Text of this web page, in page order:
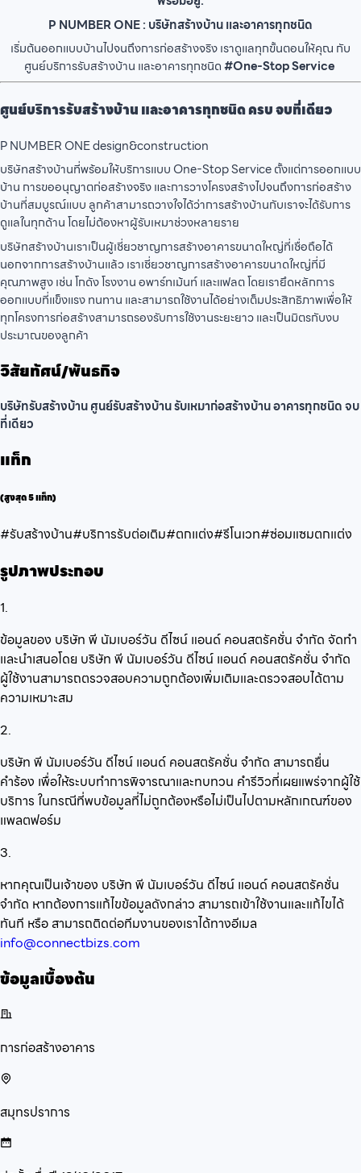
P NUMBER ONE : บริษัทสร้างบ้าน และอาคารทุกชนิด
เริ่มต้นออกแบบบ้านไปจนถึงการก่อสร้างจริง เราดูแลทุกขั้นตอนให้คุณ กับ
ศูนย์บริการรับสร้างบ้าน และอาคารทุกชนิด#One-Stop Service
ศูนย์บริการรับสร้างบ้าน และอาคารทุกชนิด ครบ จบที่เดียว
P NUMBER ONE design&construction
บริษัทสร้างบ้านที่พร้อมให้บริการแบบ One-Stop Service ตั้งแต่การออกแบบ
บ้าน การขออนุญาตก่อสร้างจริง และการวางโครงสร้างไปจนถึงการก่อสร้าง
บ้านที่สมบูรณ์แบบ ลูกค้าสามารถวางใจได้ว่าการสร้างบ้านกับเราจะได้รับการ
ดูแลในทุกด้าน โดยไม่ต้องหาผู้รับเหมาช่วงหลายราย
บริษัทสร้างบ้านเราเป็นผู้เชี่ยวชาญการสร้างอาคารขนาดใหญ่ที่เชื่อถือได้
นอกจากการสร้างบ้านแล้ว เราเชี่ยวชาญการสร้างอาคารขนาดใหญ่ที่มี
คุณภาพสูง เช่น โกดัง โรงงาน อพาร์ทเม้นท์ และแฟลต โดยเรายึดหลักการ
ออกแบบที่แข็งแรง ทนทาน และสามารถใช้งานได้อย่างเต็มประสิทธิภาพเพื่อให้
ทุกโครงการก่อสร้างสามารถรองรับการใช้งานระยะยาว และเป็นมิตรกับงบ
ประมาณของลูกค้า
วิสัยทัศน์/พันธกิจ
บริษัทรับสร้างบ้าน ศูนย์รับสร้างบ้าน รับเหมาก่อสร้างบ้าน อาคารทุกชนิด จบ
ที่เดียว
แท็ก
(สูงสุด 5 แท็ก)
#รับสร้างบ้าน#บริการรับต่อเติม#ตกแต่ง#รีโนเวท#ซ่อมแซมตกแต่ง
รูปภาพประกอบ
1.
ข้อมูลของ บริษัท พี นัมเบอร์วัน ดีไซน์ แอนด์ คอนสตรัคชั่น จำกัด จัดทำ
และนำเสนอโดย บริษัท พี นัมเบอร์วัน ดีไซน์ แอนด์ คอนสตรัคชั่น จำกัด
ผู้ใช้งานสามารถตรวจสอบความถูกต้องเพิ่มเติมและตรวจสอบได้ตาม
ความเหมาะสม
2.
บริษัท พี นัมเบอร์วัน ดีไซน์ แอนด์ คอนสตรัคชั่น จำกัด สามารถยื่น
คำร้อง เพื่อให้ระบบทำการพิจารณาและทบทวน คำรีวิวที่เผยแพร่จากผู้ใช้
บริการ ในกรณีที่พบข้อมูลที่ไม่ถูกต้องหรือไม่เป็นไปตามหลักเกณฑ์ของ
แพลตฟอร์ม
3.
หากคุณเป็นเจ้าของ บริษัท พี นัมเบอร์วัน ดีไซน์ แอนด์ คอนสตรัคชั่น
จำกัด หากต้องการแก้ไขข้อมูลดังกล่าว สามารถเข้าใช้งานและแก้ไขได้
ทันที หรือ สามารถติดต่อทีมงานของเราได้ทางอีเมล
info@connectbizs.com
ข้อมูลเบื้องต้น
การก่อสร้างอาคาร
สมุทรปราการ